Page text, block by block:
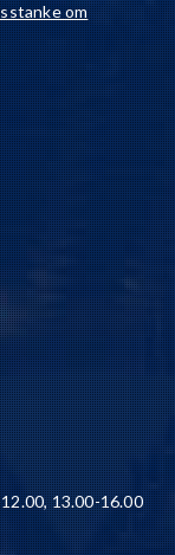
om
13.00-16.00